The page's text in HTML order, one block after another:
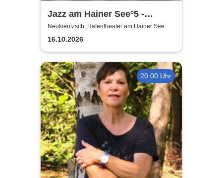
Jazz am Hainer See°5 -
Amarcord in Jazz | Wiesner4
präsentieren
Neukieritzsch, Hafentheater am Hainer See
16.10.2026
20:00 Uhr